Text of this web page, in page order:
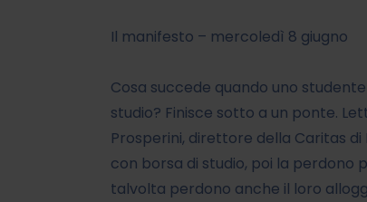
Il manifesto – mercoledì 8 giugno
Cosa succede quando uno
studio? Finisce sotto a un ponte.
Prosperini, direttore della Caritas
con borsa di studio, poi la perdono
talvolta perdono anche il loro